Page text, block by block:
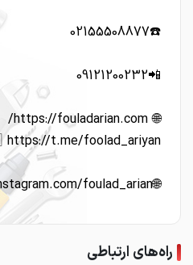
☎️02155508877
📲09121200232
🌐 https://fouladarian.com/
https://t.me/foolad_ariyan
🌐https://www.instagram.com/foulad_arian/
راه‌های ارتباطی